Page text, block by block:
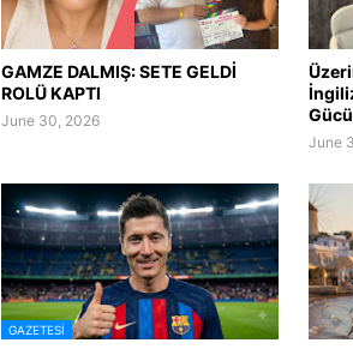
GAMZE DALMIŞ: SETE GELDİ
ROLÜ KAPTI
June 30, 2026
Gücü
June
GAZETESI